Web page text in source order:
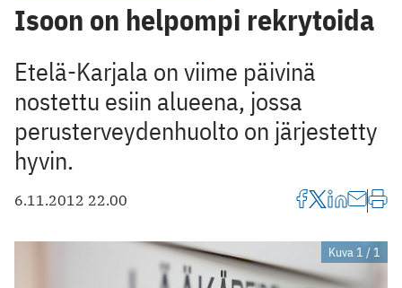
Isoon on helpompi rekrytoida
Etelä-Karjala on viime päivinä
nostettu esiin alueena, jossa
perusterveydenhuolto on järjestetty
hyvin.
6.11.2012 22.00
Kuva 1 / 1